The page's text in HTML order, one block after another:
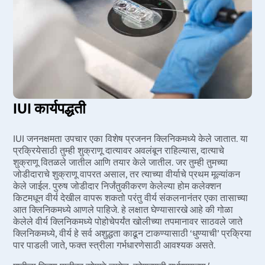
IUI कार्यपद्धती
IUI जननक्षमता उपचार एका विशेष प्रजनन क्लिनिकमध्ये केले जातात. या
प्रक्रियेसाठी तुम्ही शुक्राणू दात्यावर अवलंबून राहिल्यास, दात्याचे
शुक्राणू वितळले जातील आणि तयार केले जातील. जर तुम्ही तुमच्या
जोडीदाराचे शुक्राणू वापरत असाल, तर त्याच्या वीर्याचे प्रथम मूल्यांकन
केले जाईल. पुरुष जोडीदार निर्जंतुकीकरण केलेल्या होम कलेक्शन
किटमधून वीर्य देखील वापरू शकतो परंतु वीर्य संकलनानंतर एका तासाच्या
आत क्लिनिकमध्ये आणले पाहिजे. हे लक्षात घेण्यासारखे आहे की गोळा
केलेले वीर्य क्लिनिकमध्ये पोहोचेपर्यंत खोलीच्या तपमानावर साठवले जाते
क्लिनिकमध्ये, वीर्य हे सर्व अशुद्धता काढून टाकण्यासाठी ‘धुण्याची’ प्रक्रिया
पार पाडली जाते, फक्त स्त्रीला गर्भधारणेसाठी आवश्यक असते.